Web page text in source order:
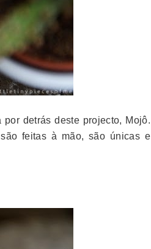
detrás deste projecto, Mojô.
feitas à mão, são únicas e